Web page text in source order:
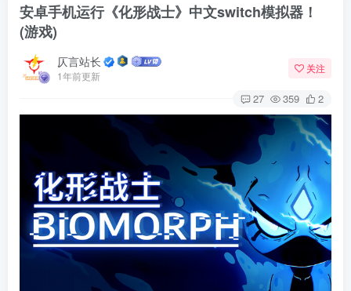
安卓手机运行《化形战士》中文switch模拟器！
(游戏)
仄言站长
1年前更新
关注
27 359 2